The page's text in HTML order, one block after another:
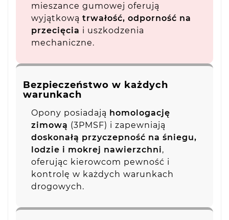
mieszance gumowej oferują
wyjątkową trwałość, odporność na
przecięcia i uszkodzenia
mechaniczne.
Bezpieczeństwo w każdych
warunkach
Opony posiadają homologację
zimową (3PMSF) i zapewniają
doskonałą przyczepność na śniegu,
lodzie i mokrej nawierzchni,
oferując kierowcom pewność i
kontrolę w każdych warunkach
drogowych.